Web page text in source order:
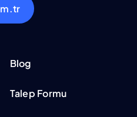
Blog
Talep Formu